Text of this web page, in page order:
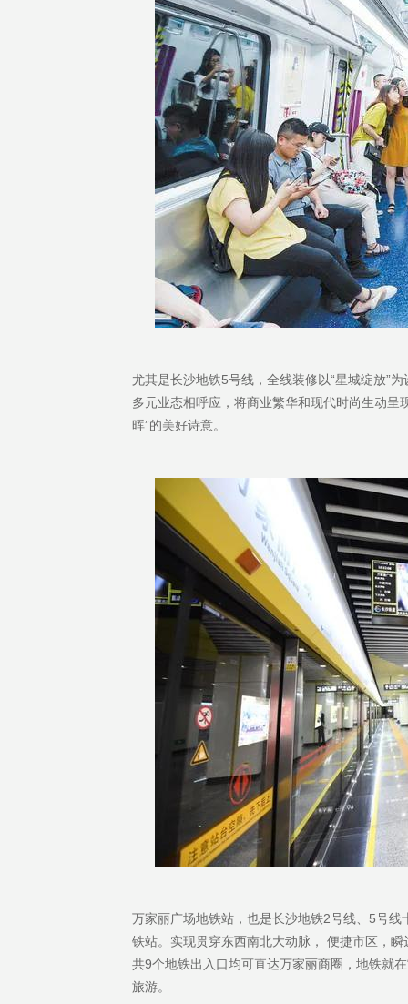
尤其是长沙地铁5号线，全线装修以“星城绽放”
多元业态相呼应，将商业繁华和现代时尚生动呈
晖”的美好诗意。
万家丽广场地铁站，也是长沙地铁2号线、5号
铁站。实现贯穿东西南北大动脉， 便捷市区，
共9个地铁出入口均可直达万家丽商圈，地铁就
旅游。